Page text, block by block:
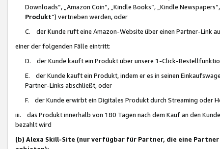
Downloads“, „Amazon Coin“, „Kindle Books“, „Kindle
Produkt“) vertrieben werden, oder
C. der Kunde ruft eine Amazon-Website über einen Partner-Link
einer der folgenden Fälle eintritt:
D. der Kunde kauft ein Produkt über unsere 1-Click-
E. der Kunde kauft ein Produkt, indem er es in seinen
Partner-Links abschließt, oder
F. der Kunde erwirbt ein Digitales Produkt durch Streaming oder
iii. das Produkt innerhalb von 180 Tagen nach dem Kauf an den
bezahlt wird
(b) Alexa Skill-Site (nur verfügbar für Partner, die eine